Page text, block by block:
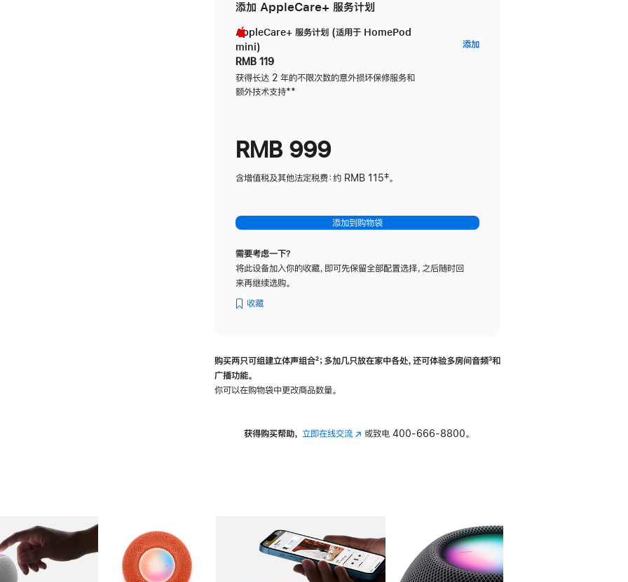
添加 AppleCare+ 服务计划
AppleCare+ 服务计划 (适用于 HomePod
mini)
RMB 119
获得长达 2 年的不限次数的意外损坏保修服务和
额外技术支持脚
**
添加AppleCare+
RMB 999
含增值税及其他法定税费：约 RMB 115‡。
添加到购物袋
需要考虑一下？
将此设备加入你的收藏，即可先保留全部配置选择，之后随时回
来再继续选购。
收藏
购买两只可组建立体声组合脚
²；多加几只放在家中各处，还可体验多‍房‍间音频脚
³和
广播功能。
你可以在购物袋中更改商品数量。
获得购买帮助， 立即在线交流(在 或致电 400-666-8800。
图库 图像 图库 图像 图库 图像 4 图库 图像 5